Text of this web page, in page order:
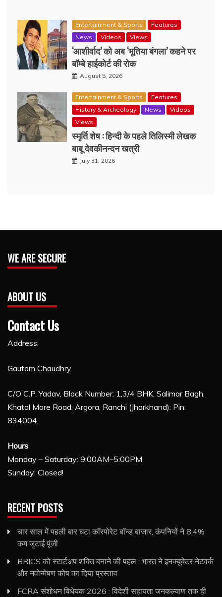
Entertainment & Sports
Features
News
Videos Views
‘आशीर्वाद’ को अब ‘भूतिया बंगला’ कहने पर
बॉम्बे हाईकोर्ट की रोक
August 5, 2026
Entertainment & Sports
Features
History & Archeology
News
Videos
Views
स्मृर्ति शेष : हिन्दी के पहले तिलिस्मी लेखक
बाबू देवकीनन्दन खत्री
July 31, 2026
WE ARE SECURE
ABOUT US
Contact Us
Address:
Gautam Chaudhry
C/O C.P. Yadav, Block Number: 1,3/4 BHK, Salimar Bagh,
Khatal More Road, Argora, Ranchi (Jharkhand): Pin:
834004,
Hours
Monday – Saturday: 9:00AM–5:00PM
Sunday: Closed!
RECENT POSTS
चार साल में पहली बार घटा कॉरपोरेट बॉन्ड बाजार, कंपनियों ने 8.4%
कम जुटाई पूंजी
BRICS को स्टार्टअप शक्ति बनाने की पहल : भारत ने इनक्यूबेटर नेटवर्क
और नवोन्मेषण कोष का दिया प्रस्ताव
FCRA संशोधन विधेयक 2026 : विदेशी सहायता जनकल्याण तक ही